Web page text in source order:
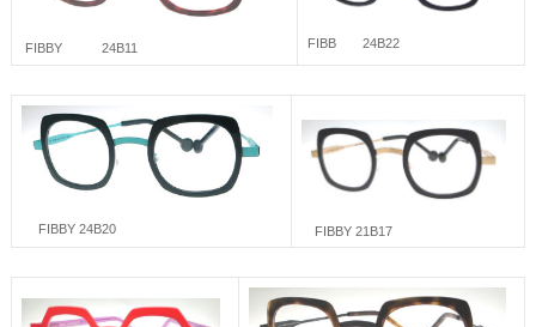
FIBBY 24B11 FIBB 24B22
FIBBY 24B20 FIBBY 21B17